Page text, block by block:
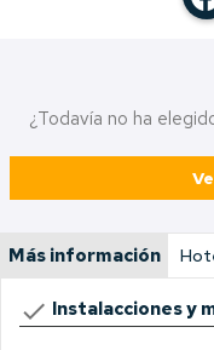
¿Todavía no ha
Más información
done Instalacciones y